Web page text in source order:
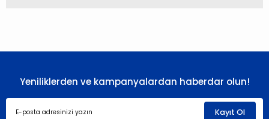
Ürün resmi kalitesiz, bozuk veya görüntülenemiyor.
Yeniliklerden ve kampanyalardan haberdar olun!
Kayıt Ol